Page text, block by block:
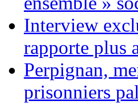
Interview
rapporte plus
Perpignan,
prisonniers